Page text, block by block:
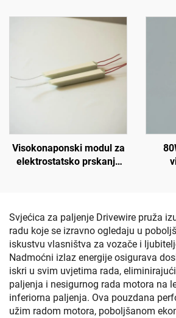
Visokonaponski modul za
elektrostatsko prskanje
Svjećica za paljenje Drivewire pruža
radu koje se izravno ogledaju u
iskustvu vlasništva za vozače i
Nadmoćni izlaz energije osigurava
iskri u svim uvjetima rada,
paljenja i nesigurnog rada motora na
inferiorna paljenja. Ova pouzdana
užim radom motora, poboljšanom